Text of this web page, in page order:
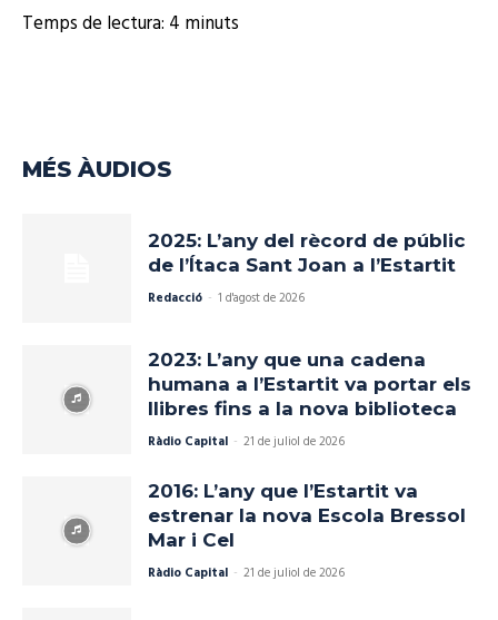
Temps de lectura: 4 minuts
MÉS ÀUDIOS
2025: L’any del rècord de públic
de l’Ítaca Sant Joan a l’Estartit
Redacció - 1 d'agost de 2026
2023: L’any que una cadena
humana a l’Estartit va portar els
llibres fins a la nova biblioteca
Ràdio Capital - 21 de juliol de 2026
2016: L’any que l’Estartit va
estrenar la nova Escola Bressol
Mar i Cel
Ràdio Capital - 21 de juliol de 2026